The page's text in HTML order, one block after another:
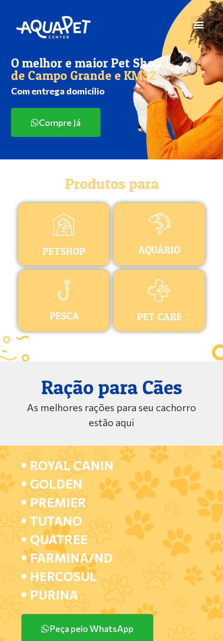
O melhor e maior Pet Shop
de Campo Grande e KM32
Com entrega domicílio
Compre Já
Produtos para
PETSHOP AQUÁRIO
PESCA PET CARE
Ração para Cães
As melhores rações para seu cachorro
estão aqui
ROYAL CANIN
GOLDEN
PREMIER
TUTANO
QUATREE
FARMINA/ND
HERCOSUL
PURINA
Peça pelo WhatsApp